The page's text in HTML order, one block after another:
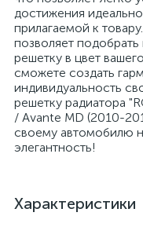
достижения
прилагаемой к
позволяет
решетку в цвет
сможете создать
индивидуальность
решетку радиатора
/ Avante MD (2010-
своему автомобилю
элегантность!
Характеристики